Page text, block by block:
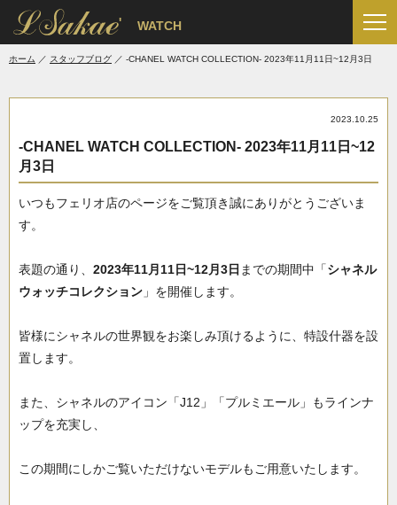
' WATCH
ホーム スタッフブログ -CHANEL WATCH COLLECTION- 2023年11月11日~12月3日
2023.10.25
-CHANEL WATCH COLLECTION- 2023年11月11日~12
月3日
いつもフェリオ店のページをご覧頂き誠にありがとうございま
す。
表題の通り、 2023年11月11日~12月3日 までの期間中「シャネル
ウォッチコレクション 」を開催します。
皆様にシャネルの世界観をお楽しみ頂けるように、特設什器を設
置します。
また、シャネルのアイコン「J12」「プルミエール」もラインナ
ップを充実し、
この期間にしかご覧いただけないモデルもご用意いたします。